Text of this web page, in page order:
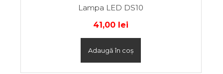
Lampa LED DS10
41,00 lei
Adaugă în coș